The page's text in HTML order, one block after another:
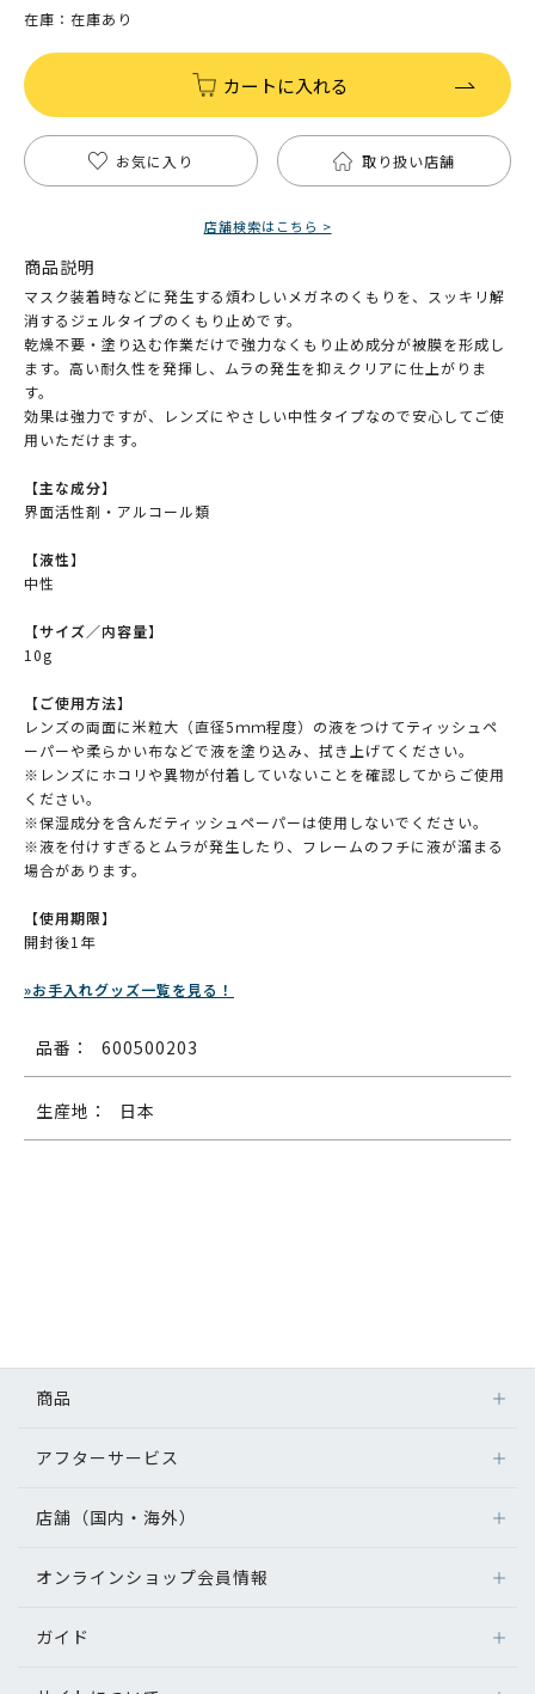
在庫：在庫あり
カートに入れる
お気に入り 取り扱い店舗
店舗検索はこちら >
商品説明
マスク装着時などに発生する煩わしいメガネのくもりを、スッキリ解
消するジェルタイプのくもり止めです。
乾燥不要・塗り込む作業だけで強力なくもり止め成分が被膜を形成し
ます。高い耐久性を発揮し、ムラの発生を抑えクリアに仕上がりま
す。
効果は強力ですが、レンズにやさしい中性タイプなので安心してご使
用いただけます。
【主な成分】
界面活性剤・アルコール類
【液性】
中性
【サイズ／内容量】
10g
【ご使用方法】
レンズの両面に米粒大（直径5ｍｍ程度）の液をつけてティッシュペ
ーパーや柔らかい布などで液を塗り込み、拭き上げてください。
※レンズにホコリや異物が付着していないことを確認してからご使用
ください。
※保湿成分を含んだティッシュペーパーは使用しないでください。
※液を付けすぎるとムラが発生したり、フレームのフチに液が溜まる
場合があります。
【使用期限】
開封後1年
»お手入れグッズ一覧を見る！
品番： 600500203
生産地： 日本
商品
アフターサービス
店舗（国内・海外）
オンラインショップ会員情報
ガイド